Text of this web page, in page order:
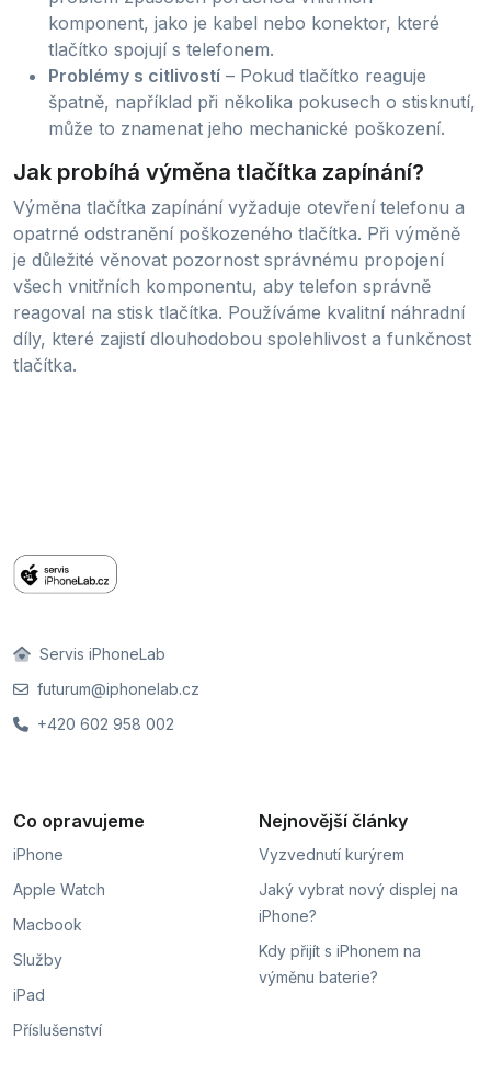
komponent, jako je kabel nebo konektor, které
tlačítko spojují s telefonem.
Problémy s citlivostí – Pokud tlačítko reaguje
špatně, například při několika pokusech o stisknutí,
může to znamenat jeho mechanické poškození.
Jak probíhá výměna tlačítka zapínání?
Výměna tlačítka zapínání vyžaduje otevření telefonu a
opatrné odstranění poškozeného tlačítka. Při výměně
je důležité věnovat pozornost správnému propojení
všech vnitřních komponentu, aby telefon správně
reagoval na stisk tlačítka. Používáme kvalitní náhradní
díly, které zajistí dlouhodobou spolehlivost a funkčnost
tlačítka.
Servis iPhoneLab
futurum@iphonelab.cz
+420 602 958 002
Co opravujeme
iPhone
Apple Watch
Macbook
Služby
iPad
Příslušenství
Nejnovější články
Vyzvednutí kurýrem
Jaký vybrat nový displej na
iPhone?
Kdy přijít s iPhonem na
výměnu baterie?